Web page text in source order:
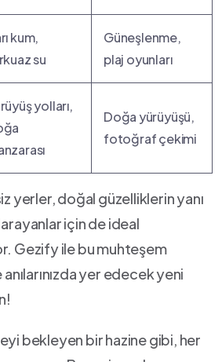
kum,
su
Güneşlenme,
plaj​ oyunları
yolları,
Doğa⁤ yürüyüşü,
fotoğraf çekimi
yerler, doğal güzelliklerin yanı⁣
için de ideal
Gezify ile bu muhteşem
yer edecek⁣ yeni
bekleyen bir hazine gibi, her